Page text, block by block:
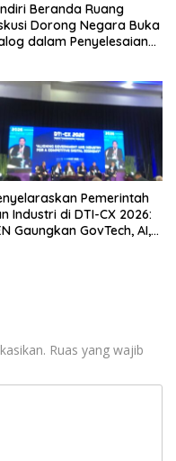
Beranda Ruang
Dorong Negara Buka
dalam Penyelesaian
Pemerintah
Industri di DTI-CX 2026:
Gaungkan GovTech, AI,
Ruas yang wajib